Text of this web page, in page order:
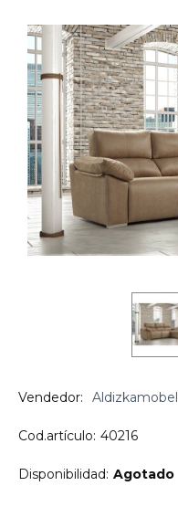
Vendedor: Aldizkamobel
Cod.artículo: 40216
Disponibilidad: Agotado